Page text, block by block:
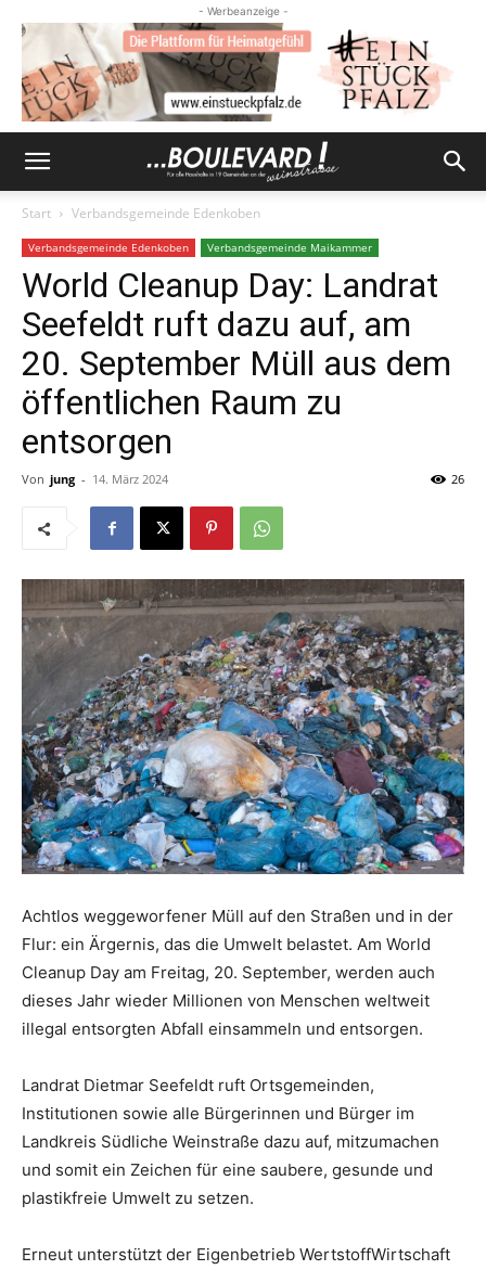
- Werbeanzeige -
Start Verbandsgemeinde Edenkoben
Verbandsgemeinde Edenkoben Verbandsgemeinde Maikammer
World Cleanup Day: Landrat
Seefeldt ruft dazu auf, am
20. September Müll aus dem
öffentlichen Raum zu
entsorgen
Von jung - 14. März 2024 26
Achtlos weggeworfener Müll auf den Straßen und in der
Flur: ein Ärgernis, das die Umwelt belastet. Am World
Cleanup Day am Freitag, 20. September, werden auch
dieses Jahr wieder Millionen von Menschen weltweit
illegal entsorgten Abfall einsammeln und entsorgen.
Landrat Dietmar Seefeldt ruft Ortsgemeinden,
Institutionen sowie alle Bürgerinnen und Bürger im
Landkreis Südliche Weinstraße dazu auf, mitzumachen
und somit ein Zeichen für eine saubere, gesunde und
plastikfreie Umwelt zu setzen.
Erneut unterstützt der Eigenbetrieb WertstoffWirtschaft